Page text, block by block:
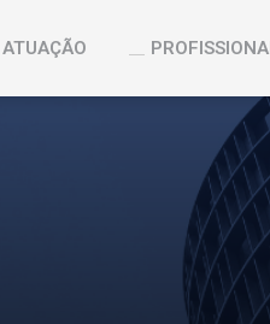
ATUAÇÃO